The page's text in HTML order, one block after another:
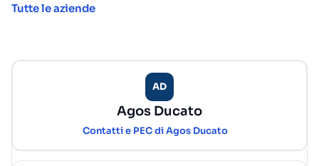
Tutte le aziende
AD
Agos Ducato
Contatti e PEC di Agos Ducato